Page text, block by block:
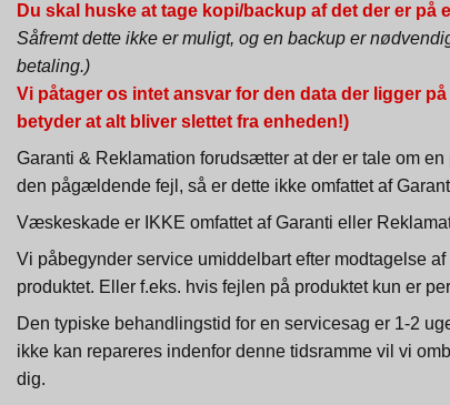
Du skal huske at tage kopi/backup af det der er
Såfremt dette ikke er muligt, og en backup er
betaling.)
Vi påtager os intet ansvar for den data der ligger
betyder at alt bliver slettet fra enheden!)
Garanti & Reklamation forudsætter at der er tale om
den pågældende fejl, så er dette ikke omfattet af
Væskeskade er IKKE omfattet af Garanti eller
Vi påbegynder service umiddelbart efter modtagelse
produktet. Eller f.eks. hvis fejlen på produktet kun er
Den typiske behandlingstid for en servicesag er 1-2
ikke kan repareres indenfor denne tidsramme vil vi
dig.